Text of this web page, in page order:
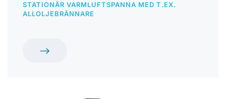
STATIONÄR VARMLUFTSPANNA MED T.EX.
ALLOLJEBRÄNNARE